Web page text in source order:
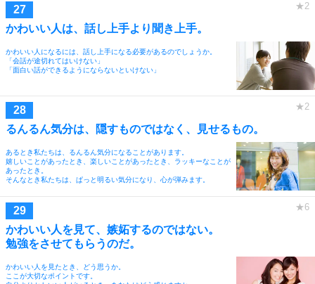
かわいい人は、話し上手より聞き上手。
かわいい人になるには、話し上手になる必要があるのでしょうか。
「会話が途切れてはいけない」
「面白い話ができるようにならないといけない」
るんるん気分は、隠すものではなく、見せるもの。
あるとき私たちは、るんるん気分になることがあります。
嬉しいことがあったとき、楽しいことがあったとき、ラッキーなことが
あったとき。
そんなとき私たちは、ぱっと明るい気分になり、心が弾みます。
かわいい人を見て、嫉妬するのではない。
勉強をさせてもらうのだ。
かわいい人を見たとき、どう思うか。
ここが大切なポイントです。